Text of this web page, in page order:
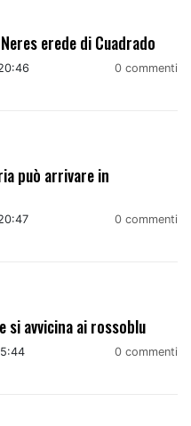
erede di Cuadrado
0 commenti
può arrivare in
0 commenti
si avvicina ai rossoblu
0 commenti